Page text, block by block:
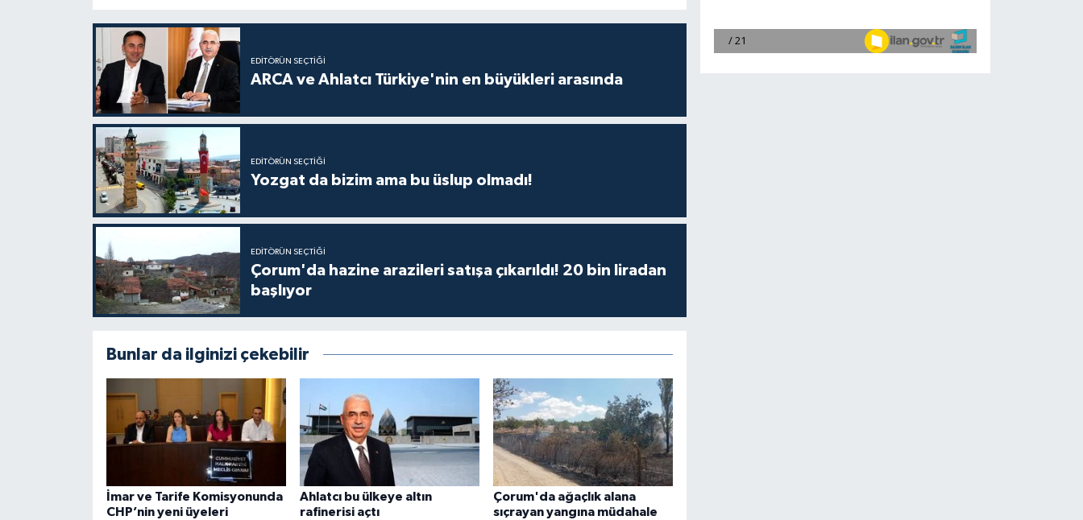
EDITÖRÜN SEÇTIĞI
ARCA ve Ahlatcı Türkiye'nin en büyükleri arasında
EDITÖRÜN SEÇTIĞI
Yozgat da bizim ama bu üslup olmadı!
EDITÖRÜN SEÇTIĞI
Çorum'da hazine arazileri satışa çıkarıldı! 20 bin liradan
başlıyor
Bunlar da ilginizi çekebilir
İmar ve Tarife Komisyonunda
CHP’nin yeni üyeleri
Ahlatcı bu ülkeye altın
rafinerisi açtı
Çorum'da ağaçlık alana
sıçrayan yangına müdahale